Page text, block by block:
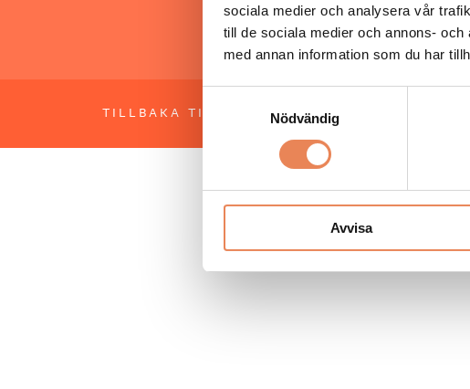
sociala medier och analysera vår
till de sociala medier och annons-
med annan information som du har
Nödvändig
Avvisa
TILLBAKA TILL TOPPEN OM BESÖKSLIV